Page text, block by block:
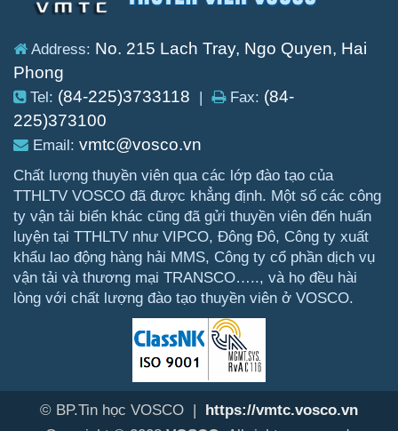
Address: No. 215 Lach Tray, Ngo Quyen, Hai
Phong
Tel: (84-225)3733118 | Fax: (84-
225)373100
Email: vmtc@vosco.vn
Chất lượng thuyền viên qua các lớp đào tạo của
TTHLTV VOSCO đã được khẳng định. Một số các công
ty vận tải biển khác cũng đã gửi thuyền viên đến huấn
luyện tại TTHLTV như VIPCO, Đông Đô, Công ty xuất
khẩu lao động hàng hải MMS, Công ty cổ phần dịch vụ
vận tải và thương mại TRANSCO….., và họ đều hài
lòng với chất lượng đào tạo thuyền viên ở VOSCO.
© BP.Tin học VOSCO |
https://vmtc.vosco.vn